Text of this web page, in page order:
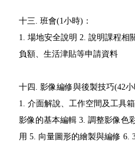
十三. 班會(1小時)：
1. 場地安全說明 2. 說明課程相
負額、生活津貼等申請資料
十四. 影像編修與後製技巧(42小
1. 介面解說、工作空間及工具
影像的基本編輯 3. 調整影像色
用 5. 向量圖形的繪製與編修 6.